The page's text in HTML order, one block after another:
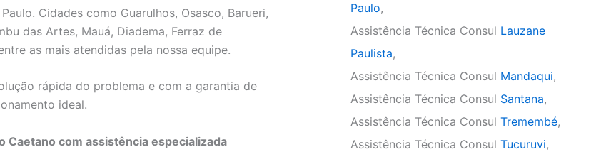
Cidades como Guarulhos, Osasco, Barueri,
das Artes, Mauá, Diadema, Ferraz de
as mais atendidas pela nossa equipe.
rápida do problema e com a garantia de
ideal.
Caetano com assistência especializada
Paulo,
Assistência Técnica Consul Lauzane
Paulista,
Assistência Técnica Consul Mandaqui,
Assistência Técnica Consul Santana,
Assistência Técnica Consul Tremembé,
Assistência Técnica Consul Tucuruvi,